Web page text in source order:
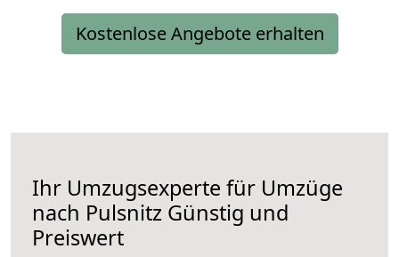
Kostenlose Angebote erhalten
Ihr Umzugsexperte für Umzüge
nach Pulsnitz Günstig und
Preiswert